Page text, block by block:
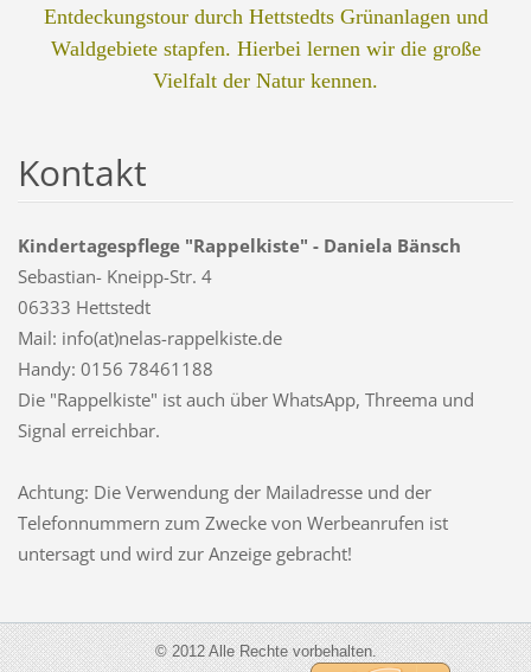
Entdeckungstour durch Hettstedts Grünanlagen und
Waldgebiete stapfen. Hierbei lernen wir die große
Vielfalt der Natur kennen.
Kontakt
Kindertagespflege "Rappelkiste" - Daniela Bänsch
Sebastian- Kneipp-Str. 4
06333 Hettstedt
Mail: info(at)nelas-rappelkiste.de
Handy: 0156 78461188
Die "Rappelkiste" ist auch über WhatsApp, Threema und
Signal erreichbar.
Achtung: Die Verwendung der Mailadresse und der
Telefonnummern zum Zwecke von Werbeanrufen ist
untersagt und wird zur Anzeige gebracht!
© 2012 Alle Rechte vorbehalten.